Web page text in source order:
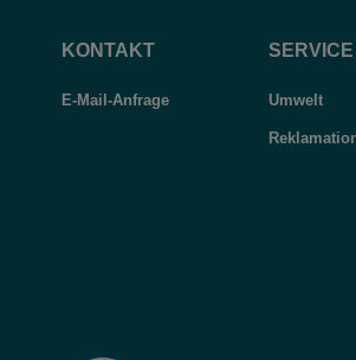
KONTAKT
E-Mail-Anfrage
SERVICE
Umwelt